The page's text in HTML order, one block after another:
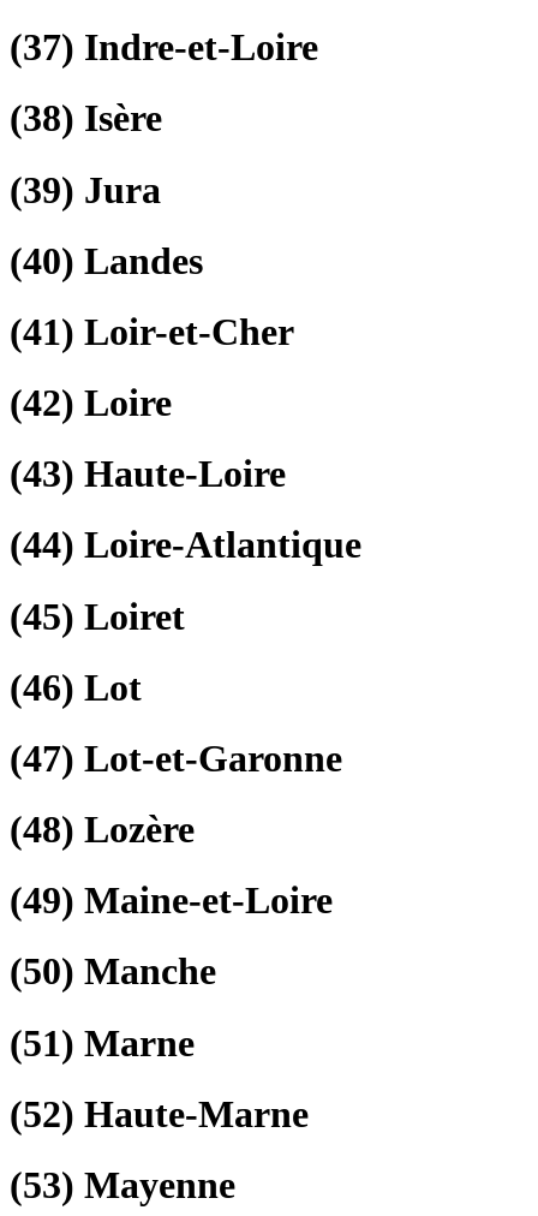
(37) Indre-et-Loire
(38) Isère
(39) Jura
(40) Landes
(41) Loir-et-Cher
(42) Loire
(43) Haute-Loire
(44) Loire-Atlantique
(45) Loiret
(46) Lot
(47) Lot-et-Garonne
(48) Lozère
(49) Maine-et-Loire
(50) Manche
(51) Marne
(52) Haute-Marne
(53) Mayenne